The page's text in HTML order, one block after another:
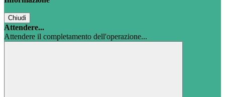
Chiudi
Attendere...
Attendere il completamento dell'operazione...